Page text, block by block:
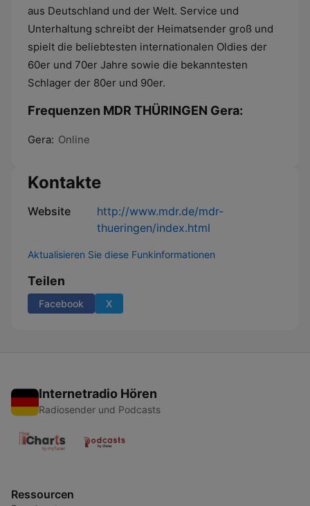
aus Deutschland und der Welt. Service und
Unterhaltung schreibt der Heimatsender groß und
spielt die beliebtesten internationalen Oldies der
60er und 70er Jahre sowie die bekanntesten
Schlager der 80er und 90er.
Frequenzen MDR THÜRINGEN Gera:
Gera: Online
Kontakte
Website
http://www.mdr.de/mdr-
thueringen/index.html
Aktualisieren Sie diese Funkinformationen
Teilen
Facebook X
Internetradio Hören
Radiosender und Podcasts
Ressourcen